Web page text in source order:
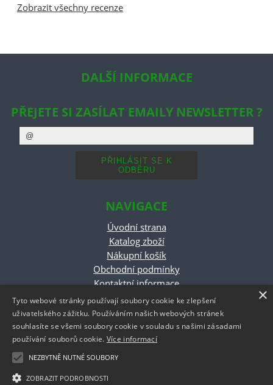
Zobrazit všechny recenze
DALŠÍ INFORMACE
PŘEJETE SI ZASÍLAT EMAILY NEWSLETTER ?
NAVIGACE
Úvodní strana
Katalog zboží
Nákupní košík
Obchodní podmínky
Kontaktní informace
odstoupeni od smlouvy
ESHOP PROVOZUJE
Roman Černý
×
Tyto webové stránky používají soubory cookie ke zlepšení
uživatelského zážitku. Používáním našich webových stránek
souhlasíte se všemi soubory cookie v souladu s našimi zásadami
používání souborů cookie. Více informací
NEZBYTNĚ NUTNÉ SOUBORY
ZOBRAZIT PODROBNOSTI